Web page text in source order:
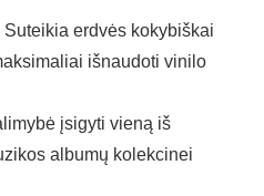
Suteikia erdvės kokybiškai
išnaudoti vinilo
įsigyti vieną iš
albumų kolekcinei